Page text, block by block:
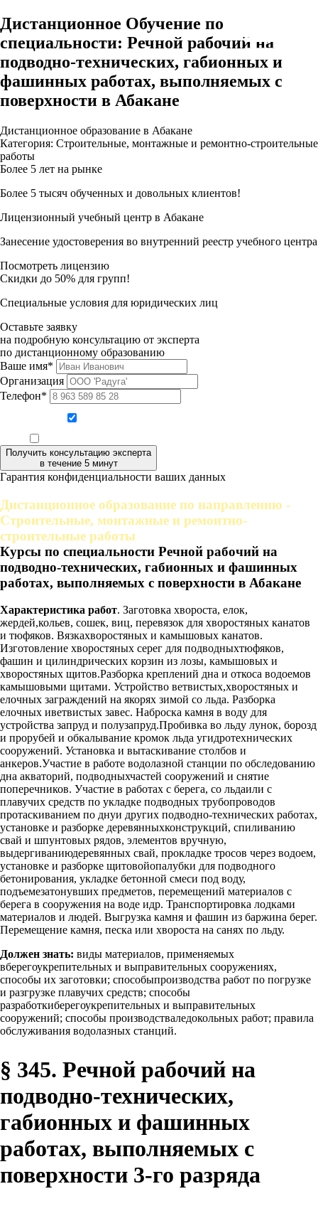
Дистанционное Обучение по
специальности: Речной рабочий на
подводно-технических, габионных и
фашинных работах, выполняемых с
поверхности в Абакане
Дистанционное образование в Абакане
Категория: Строительные, монтажные и ремонтно-строительные
работы
Более 5 лет на рынке
Более 5 тысяч обученных и довольных клиентов!
Лицензионный учебный центр в Абакане
Занесение удостоверения во внутренний реестр учебного центра
Посмотреть лицензию
Скидки до 50% для групп!
Специальные условия для юридических лиц
Оставьте заявку
на подробную консультацию от эксперта
по дистанционному образованию
Ваше имя*
Организация
Телефон*
Получить консультацию эксперта
в течение 5 минут
Гарантия конфиденциальности ваших данных
Дистанционное образование по направлению -
Строительные, монтажные и ремонтно-
строительные работы
Курсы по специальности Речной рабочий на
подводно-технических, габионных и фашинных
работах, выполняемых с поверхности в Абакане
Характеристика работ. Заготовка хвороста, елок,
жердей,кольев, сошек, виц, перевязок для хворостяных канатов
и тюфяков. Вязкахворостяных и камышовых канатов.
Изготовление хворостяных серег для подводныхтюфяков,
фашин и цилиндрических корзин из лозы, камышовых и
хворостяных щитов.Разборка креплений дна и откоса водоемов
камышовыми щитами. Устройство ветвистых,хворостяных и
елочных заграждений на якорях зимой со льда. Разборка
елочных иветвистых завес. Наброска камня в воду для
устройства запруд и полузапруд.Пробивка во льду лунок, борозд
и прорубей и обкалывание кромок льда угидротехнических
сооружений. Установка и вытаскивание столбов и
анкеров.Участие в работе водолазной станции по обследованию
дна акваторий, подводныхчастей сооружений и снятие
поперечников. Участие в работах с берега, со льдаили с
плавучих средств по укладке подводных трубопроводов
протаскиванием по днуи других подводно-технических работах,
установке и разборке деревянныхконструкций, спиливанию
свай и шпунтовых рядов, элементов вручную,
выдергиваниюдеревянных свай, прокладке тросов через водоем,
установке и разборке щитовойопалубки для подводного
бетонирования, укладке бетонной смеси под воду,
подъемезатонувших предметов, перемещений материалов с
берега в сооружения на воде идр. Транспортировка лодками
материалов и людей. Выгрузка камня и фашин из баржина берег.
Перемещение камня, песка или хвороста на санях по льду.
Должен знать: виды материалов, применяемых
вберегоукрепительных и выправительных сооружениях,
способы их заготовки; способыпроизводства работ по погрузке
и разгрузке плавучих средств; способы
разработкиберегоукрепительных и выправительных
сооружений; способы производстваледокольных работ; правила
обслуживания водолазных станций.
§ 345. Речной рабочий на
подводно-технических,
габионных и фашинных
работах, выполняемых с
поверхности 3-го разряда